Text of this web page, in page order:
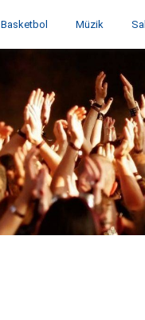
Basketbol Müzik